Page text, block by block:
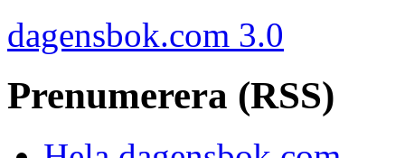
dagensbok.com 3.0
Prenumerera (RSS)